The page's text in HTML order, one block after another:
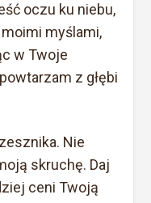
oczu ku niebu,
myślami,
w Twoje
z głębi
Nie
skruchę. Daj
ceni Twoją